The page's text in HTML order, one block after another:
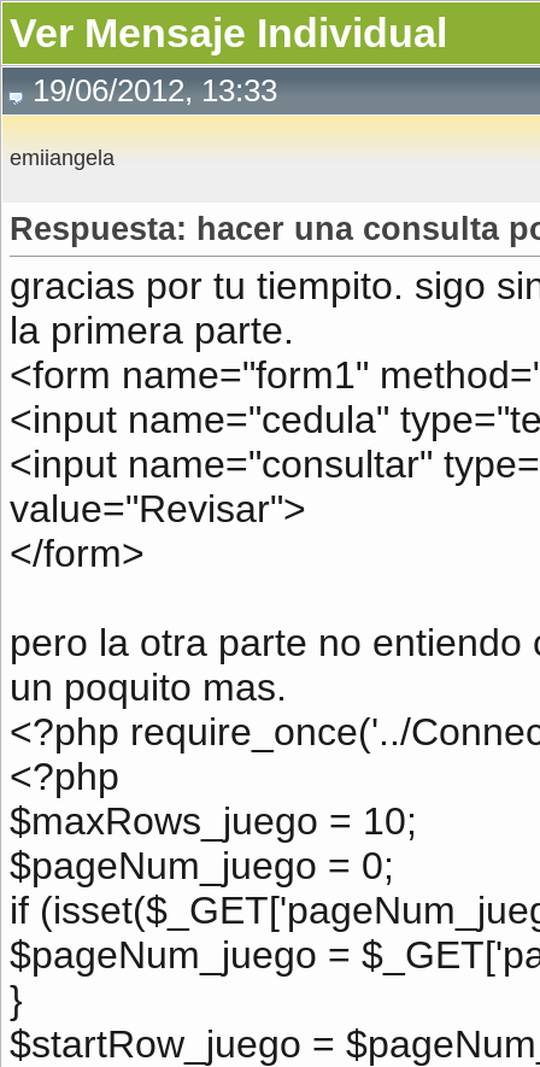
Ver Mensaje Individual
19/06/2012, 13:33
emiiangela
Respuesta: hacer una consulta
gracias por tu tiempito. sigo
la primera parte.
<form name="form1"
<input name="cedula"
<input name="consultar"
value="Revisar">
</form>
pero la otra parte no
un poquito mas.
<?php require_once('../
<?php
$maxRows_juego = 10;
$pageNum_juego = 0;
if
$pageNum_juego =
}
$startRow_juego =